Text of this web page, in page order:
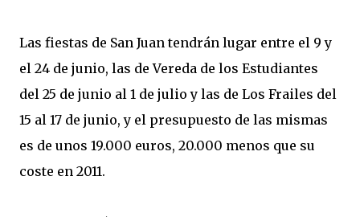
Las fiestas de San Juan tendrán lugar entre el 9 y
el 24 de junio, las de Vereda de los Estudiantes
del 25 de junio al 1 de julio y las de Los Frailes del
15 al 17 de junio, y el presupuesto de las mismas
es de unos 19.000 euros, 20.000 menos que su
coste en 2011.